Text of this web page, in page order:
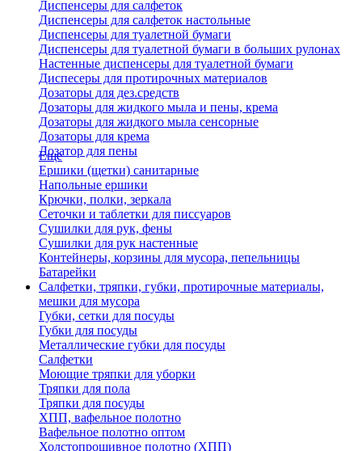
Диспенсеры для салфеток
Диспенсеры для салфеток настольные
Диспенсеры для туалетной бумаги
Диспенсеры для туалетной бумаги в больших рулонах
Настенные диспенсеры для туалетной бумаги
Диспесеры для протирочных материалов
Дозаторы для дез.средств
Дозаторы для жидкого мыла и пены, крема
Дозаторы для жидкого мыла сенсорные
Дозаторы для крема
Дозатор для пены
Еще
Ершики (щетки) санитарные
Напольные ершики
Крючки, полки, зеркала
Сеточки и таблетки для писсуаров
Сушилки для рук, фены
Сушилки для рук настенные
Контейнеры, корзины для мусора, пепельницы
Батарейки
Салфетки, тряпки, губки, протирочные материалы,
мешки для мусора
Губки, сетки для посуды
Губки для посуды
Металлические губки для посуды
Салфетки
Моющие тряпки для уборки
Тряпки для пола
Тряпки для посуды
ХПП, вафельное полотно
Вафельное полотно оптом
Холстопрошивное полотно (ХПП)